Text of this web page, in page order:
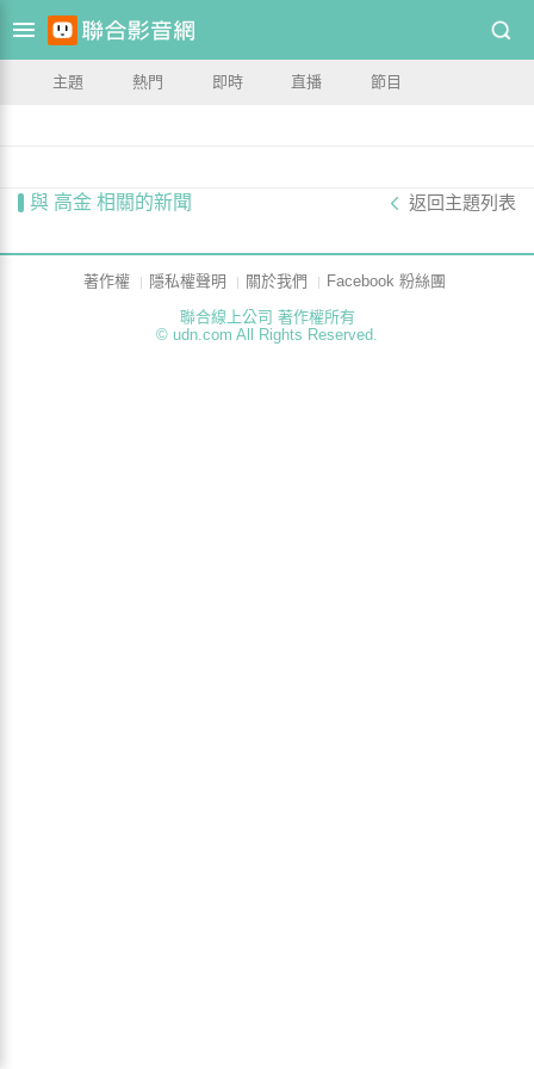
主題 熱門 即時 直播 節目
與 高金 相關的新聞 返回主題列表
著作權 隱私權聲明 關於我們
Facebook 粉絲團
聯合線上公司 著作權所有
© udn.com All Rights Reserved.